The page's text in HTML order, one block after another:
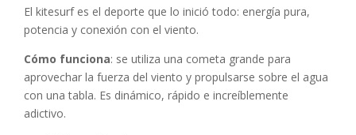
El kitesurf es el deporte que lo inició todo: energía pura,
potencia y conexión con el viento.
Cómo funciona: se utiliza una cometa grande para
aprovechar la fuerza del viento y propulsarse sobre el agua
con una tabla. Es dinámico, rápido e increíblemente
adictivo.